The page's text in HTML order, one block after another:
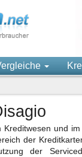
Kreditwesen und
der
der